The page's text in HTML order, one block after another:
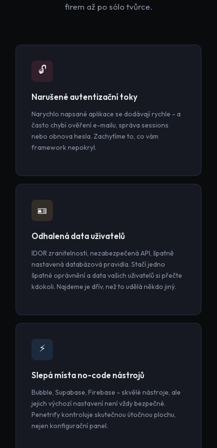
firem až po sólo tvůrce.
🔓
Narušené autentizační toky
Narychlo napsané aplikace se dodávají rychle - a
často chybí ověření e-mailu, správa sessions
nebo obnova hesla. Zachytíme to, co vám
framework nepokryl.
🪪
Odhalená data uživatelů
IDOR zranitelnosti, nezabezpečená API, špatně
nastavená databázová pravidla. Stačí jedno
špatné oprávnění a data vašich uživatelů si přečte
kdokoli. Najdeme je dřív, než to udělá někdo jiný.
⚡
Slepá místa no-code nástrojů
Bubble, Supabase, Firebase - skvělé nástroje, ale
jejich výchozí nastavení není vždy bezpečné.
Penetrify kontroluje skutečnou útočnou plochu,
nejen konfigurační panel.